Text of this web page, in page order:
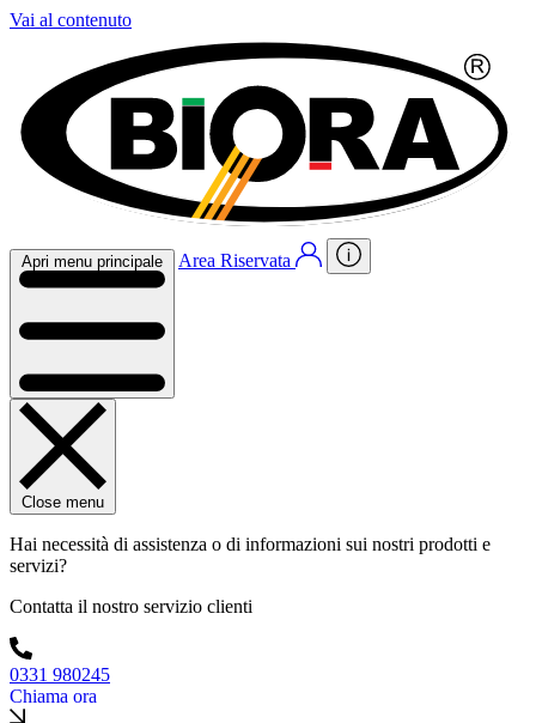
Vai al contenuto
Apri menu principale Area Riservata
Close menu
Hai necessità di assistenza o di informazioni sui nostri prodotti e
servizi?
Contatta il nostro servizio clienti
0331 980245
Chiama ora